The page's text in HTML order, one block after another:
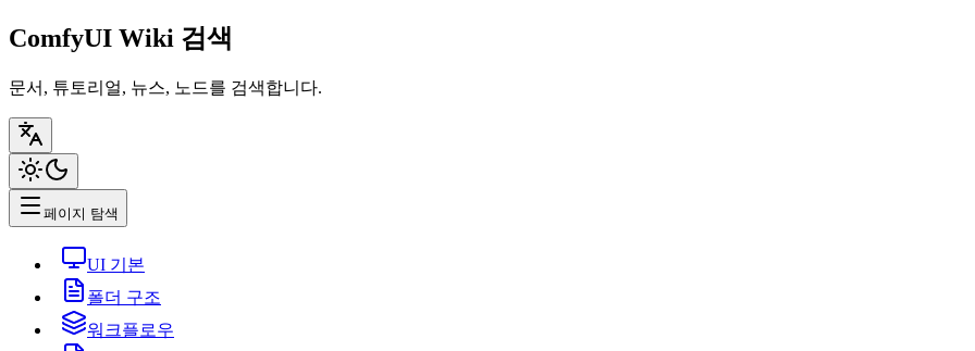
ComfyUI Wiki 검색
문서, 튜토리얼, 뉴스, 노드를 검색합니다.
페이지 탐색
UI 기본
폴더 구조
워크플로우